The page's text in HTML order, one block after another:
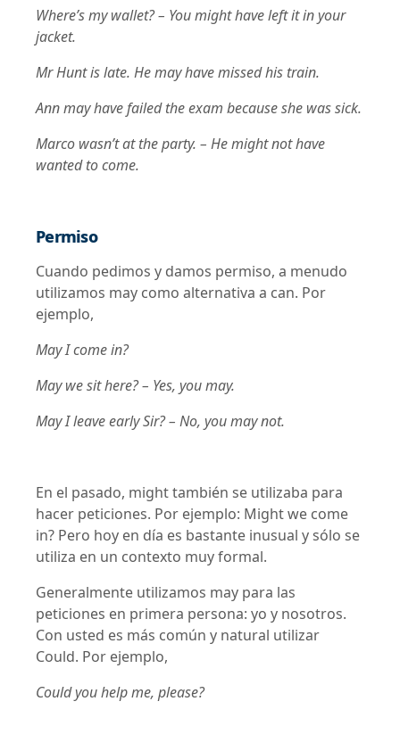
Where’s my wallet? – You might have left it in your
jacket.
Mr Hunt is late. He may have missed his train.
Ann may have failed the exam because she was sick.
Marco wasn’t at the party. – He might not have
wanted to come.
Permiso
Cuando pedimos y damos permiso, a menudo
utilizamos may como alternativa a can. Por
ejemplo,
May I come in?
May we sit here? – Yes, you may.
May I leave early Sir? – No, you may not.
En el pasado, might también se utilizaba para
hacer peticiones. Por ejemplo: Might we come
in? Pero hoy en día es bastante inusual y sólo se
utiliza en un contexto muy formal.
Generalmente utilizamos may para las
peticiones en primera persona: yo y nosotros.
Con usted es más común y natural utilizar
Could. Por ejemplo,
Could you help me, please?